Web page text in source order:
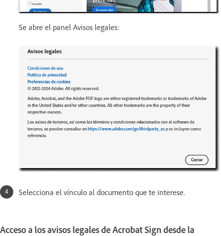
Se abre el panel Avisos legales:
Selecciona el vínculo al documento que te interese.
Acceso a los avisos legales de Acrobat Sign desde la